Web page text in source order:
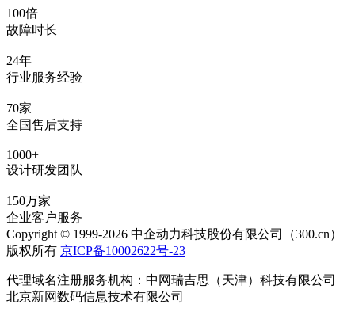
100倍
故障时长
24年
行业服务经验
70家
全国售后支持
1000+
设计研发团队
150万家
企业客户服务
Copyright © 1999-2026 中企动力科技股份有限公司（300.cn）
版权所有 京ICP备10002622号-23
代理域名注册服务机构：中网瑞吉思（天津）科技有限公司
北京新网数码信息技术有限公司